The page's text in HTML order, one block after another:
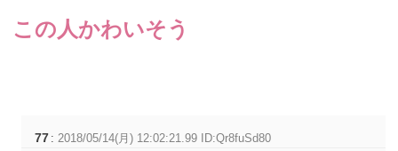
この人かわいそう
77 :2018/05/14(月) 12:02:21.99 ID:Qr8fuSd80